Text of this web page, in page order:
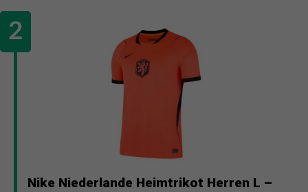
Nike Niederlande Heimtrikot Herren L –